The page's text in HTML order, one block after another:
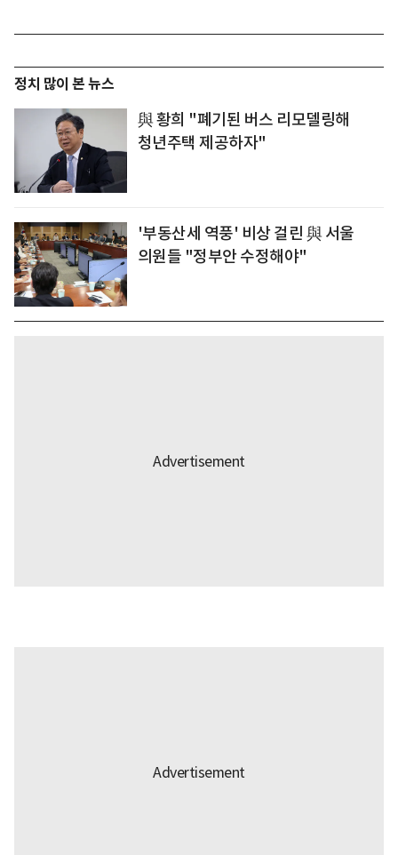
정치 많이 본 뉴스
與 황희 "폐기된 버스 리모델링해
청년주택 제공하자"
'부동산세 역풍' 비상 걸린 與 서울
의원들 "정부안 수정해야"